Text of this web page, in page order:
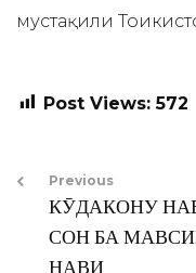
мустақили
Post Views: 572
Previous
КӮДАКОНУ
СОН БА
НАВИ